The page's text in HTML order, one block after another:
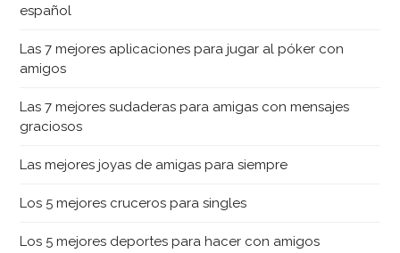
español
Las 7 mejores aplicaciones para jugar al póker con
amigos
Las 7 mejores sudaderas para amigas con mensajes
graciosos
Las mejores joyas de amigas para siempre
Los 5 mejores cruceros para singles
Los 5 mejores deportes para hacer con amigos